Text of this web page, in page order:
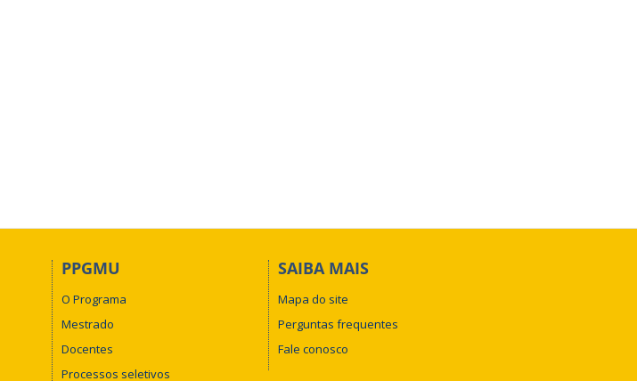
PPGMU
O Programa
Mestrado
Docentes
Processos seletivos
SAIBA MAIS
Mapa do site
Perguntas frequentes
Fale conosco